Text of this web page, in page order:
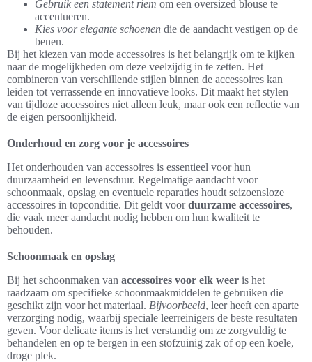
Gebruik een statement riem om een oversized blouse te
accentueren.
Kies voor elegante schoenen die de aandacht vestigen op de
benen.
Bij het kiezen van mode accessoires is het belangrijk om te kijken
naar de mogelijkheden om deze veelzijdig in te zetten. Het
combineren van verschillende stijlen binnen de accessoires kan
leiden tot verrassende en innovatieve looks. Dit maakt het stylen
van tijdloze accessoires niet alleen leuk, maar ook een reflectie van
de eigen persoonlijkheid.
Onderhoud en zorg voor je accessoires
Het onderhouden van accessoires is essentieel voor hun
duurzaamheid en levensduur. Regelmatige aandacht voor
schoonmaak, opslag en eventuele reparaties houdt seizoensloze
accessoires in topconditie. Dit geldt voorduurzame accessoires,
die vaak meer aandacht nodig hebben om hun kwaliteit te
behouden.
Schoonmaak en opslag
Bij het schoonmaken van accessoires voor elk weer is het
raadzaam om specifieke schoonmaakmiddelen te gebruiken die
geschikt zijn voor het materiaal. Bijvoorbeeld, leer heeft een aparte
verzorging nodig, waarbij speciale leerreinigers de beste resultaten
geven. Voor delicate items is het verstandig om ze zorgvuldig te
behandelen en op te bergen in een stofzuinig zak of op een koele,
droge plek.